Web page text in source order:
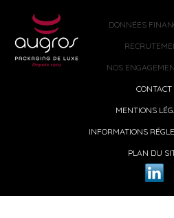
DONNÉES
NOS
CONTACT
MENTIONS
INFORMATIONS
PLAN DU